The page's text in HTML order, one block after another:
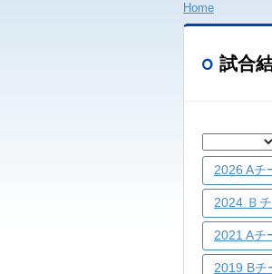
Home
試合
2026 Aチ
2024 Ｂ
2021 Aチ
2019 Bチ